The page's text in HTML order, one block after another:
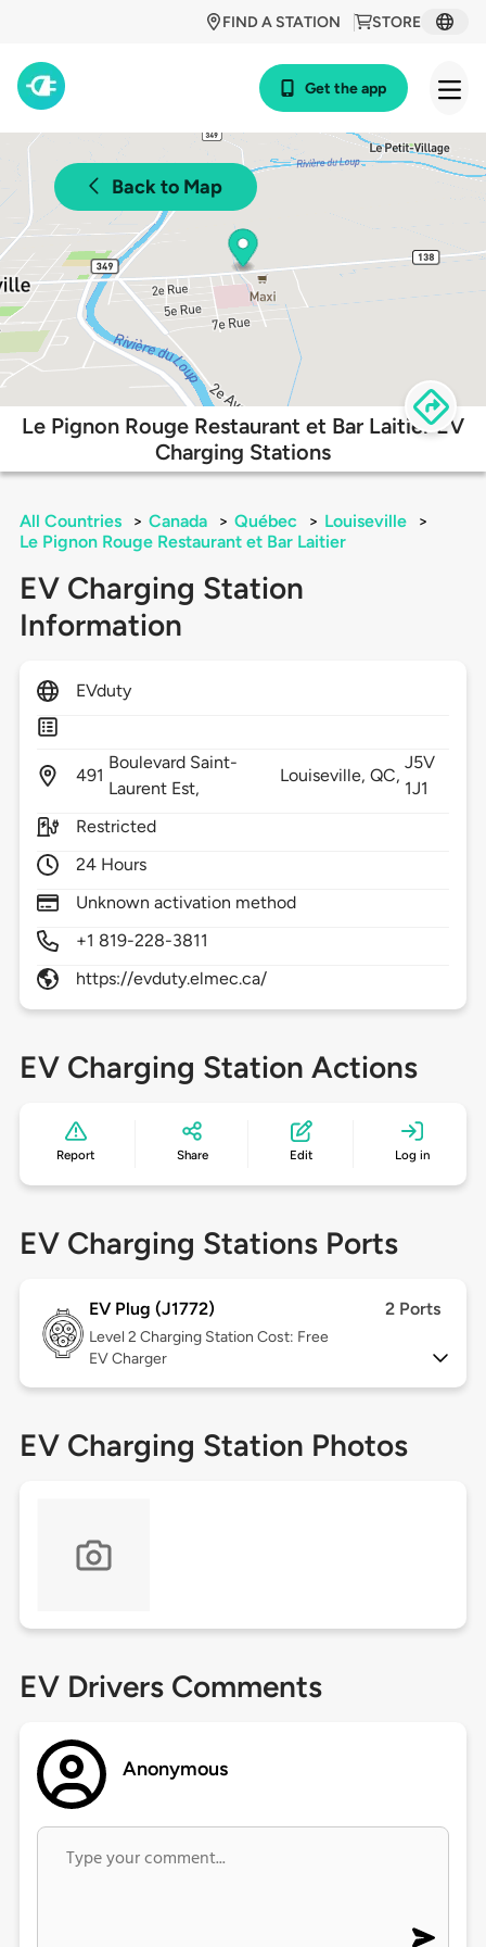
STORE
FIND A STATION
Get the app
Back to Map
Le Pignon Rouge Restaurant et Bar Laitier EV
Charging Stations
All Countries > Canada > Québec > Louiseville
>
Le Pignon Rouge Restaurant et Bar Laitier
EV Charging Station
Information
EVduty
491
Boulevard Saint-
Laurent Est,
Louiseville, QC,
J5V
1J1
Restricted
24 Hours
Unknown activation method
+1 819-228-3811
https://evduty.elmec.ca/
EV Charging Station Actions
Report Share Edit Log in
EV Charging Stations Ports
EV Plug (J1772) 2 Ports
Level 2 Charging Station Cost: Free
EV Charger
EV Charging Station Photos
EV Drivers Comments
Anonymous